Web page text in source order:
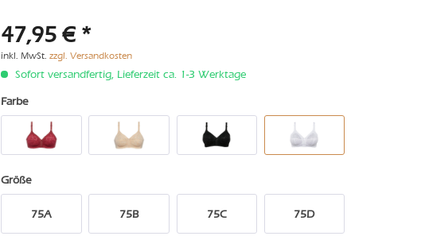
47,95 € *
inkl. MwSt.zzgl. Versandkosten
Sofort versandfertig, Lieferzeit ca. 1-3 Werktage
Farbe
Größe
75A 75B 75C 75D